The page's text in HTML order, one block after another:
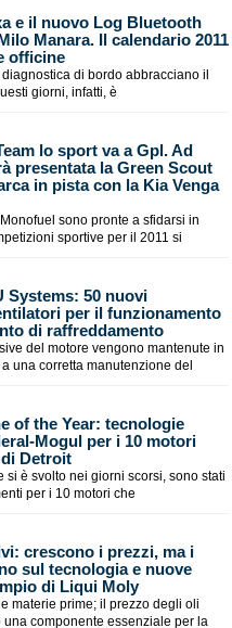
e il nuovo Log Bluetooth
Manara. Il calendario 2011
officine
diagnostica di bordo abbracciano il
giorni, infatti, è
lo sport va a Gpl. Ad
presentata la Green Scout
in pista con la Kia Venga
sono pronte a sfidarsi in
sportive per il 2011 si
Systems: 50 nuovi
per il funzionamento
di raffreddamento
del motore vengono mantenute in
una corretta manutenzione del
of the Year: tecnologie
Mogul per i 10 motori
Detroit
si è svolto nei giorni scorsi, sono stati
per i 10 motori che
crescono i prezzi, ma i
sul tecnologia e nuove
di Liqui Moly
materie prime; il prezzo degli oli
una componente essenziale per la